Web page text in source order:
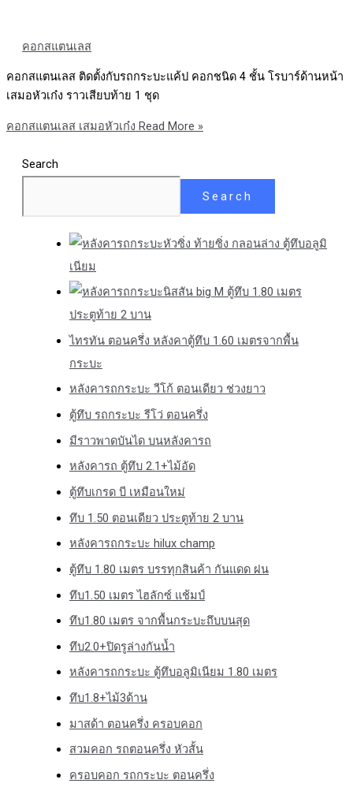
คอกสแตนเลส
คอกสแตนเลส ติดตั้งกับรถกระบะแค้ป คอกชนิด 4 ชั้น โรบาร์ด้านหน้า
เสมอหัวเก๋ง ราวเสียบท้าย 1 ชุด
คอกสแตนเลส เสมอหัวเก๋ง Read More »
Search
Search
หัวซิ่ง ท้ายซิ่ง กลอนล่าง ตู้ทึบอลูมิ
เนียม
นิสสัน big M ตู้ทึบ 1.80 เมตร
ประตูท้าย 2 บาน
ไทรทัน ตอนครึ่ง หลังคาตู้ทึบ 1.60 เมตรจากพื้น
กระบะ
หลังคารถกระบะ วีโก้ ตอนเดียว ช่วงยาว
ตู้ทึบ รถกระบะ รีโว่ ตอนครึ่ง
มีราวพาดบันได บนหลังคารถ
หลังคารถ ตู้ทึบ 2.1+ไม้อัด
ตู้ทึบเกรด บี เหมือนใหม่
ทึบ 1.50 ตอนเดียว ประตูท้าย 2 บาน
หลังคารถกระบะ hilux champ
ตู้ทึบ 1.80 เมตร บรรทุกสินค้า กันแดด ฝน
ทึบ1.50 เมตร ไฮลักซ์ แช้มป์
ทึบ1.80 เมตร จากพื้นกระบะถึบบนสุด
ทึบ2.0+ปิดรูล่างกันน้ำ
หลังคารถกระบะ ตู้ทึบอลูมิเนียม 1.80 เมตร
ทึบ1.8+ไม้3ด้าน
มาสด้า ตอนครึ่ง ครอบคอก
สวมคอก รถตอนครึ่ง หัวสั้น
ครอบคอก รถกระบะ ตอนครึ่ง